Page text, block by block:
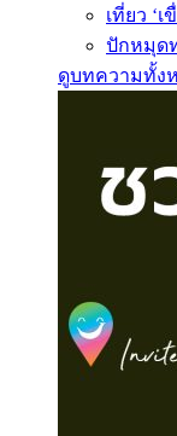
เที่ยว ‘
ปักหมุด
ดูบทความทั้ง